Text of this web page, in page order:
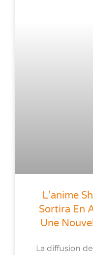
L’anime
Sortira En
Une
La diffusion